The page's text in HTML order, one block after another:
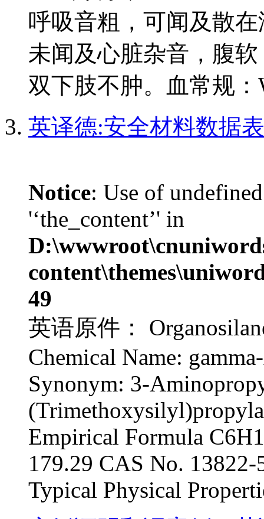
呼吸音粗，可闻及散
未闻及心脏杂音，腹
双下肢不肿。血常规
英译德:安全材料数据
Notice: Use of
'‘the_content’' in
49
英语原件：
Chemical Name:
Synonym: 3-
Empirical Formula
179.29 CAS No.
Typical Physical